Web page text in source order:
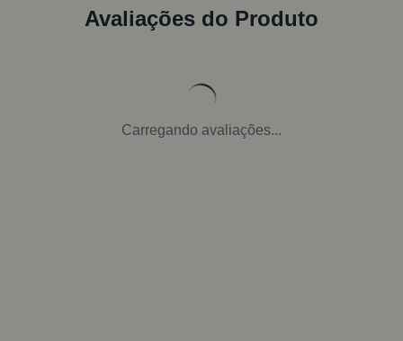
Avaliações do Produto
Carregando avaliações...